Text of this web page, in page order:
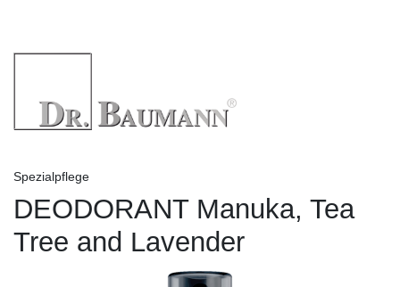
Spezialpflege
DEODORANT Manuka, Tea
Tree and Lavender